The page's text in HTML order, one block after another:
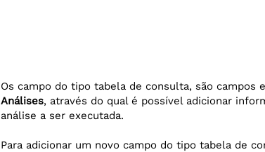
Os campo do tipo tabela de consulta, são campos
Análises, através do qual é possível adicionar
análise a ser executada.
Para adicionar um novo campo do tipo tabela de